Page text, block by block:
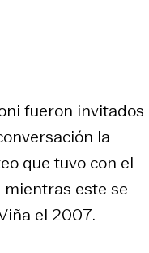
fueron invitados
la
que tuvo con el
mientras este se
el 2007.